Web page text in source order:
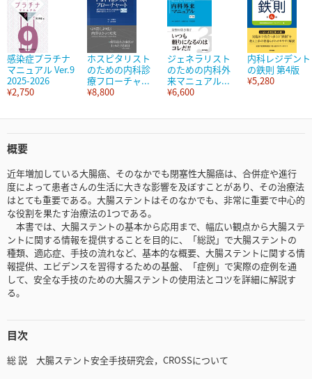
感染症プラチナ
マニュアル Ver.9
2025-2026
¥2,750
ホスピタリスト
のための内科診
療フローチャ...
¥8,800
ジェネラリスト
のための内科外
来マニュアル...
¥6,600
内科レジデント
の鉄則 第4版
¥5,280
概要
近年増加している大腸癌、そのなかでも閉塞性大腸癌は、合併症や進行
度によって患者さんの生活に大きな影響を及ぼすことがあり、その治療法
はとても重要である。大腸ステントはそのなかでも、非常に重要で中心的
な役割を果たす治療法の1つである。
本書では、大腸ステントの基本から応用まで、幅広い観点から大腸ステ
ントに関する情報を提供することを目的に、「総説」で大腸ステントの
種類、適応症、手技の流れなど、基本的な概要、大腸ステントに関する情
報提供、エビデンスを習得するための基盤、「症例」で実際の症例を通
して、安全な手技のための大腸ステントの使用法とコツを詳細に解説す
る。
目次
総 説 大腸ステント安全手技研究会，CROSSについて